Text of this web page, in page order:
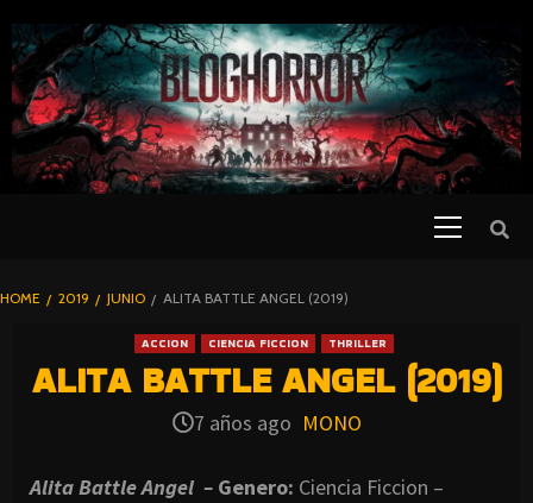
TO
CONTENT
BLOGHORROR
HOME 2019 JUNIO ALITA BATTLE ANGEL (2019)
ACCION CIENCIA FICCION THRILLER
ALITA BATTLE ANGEL (2019)
7 años ago MONO
Alita Battle Angel – Genero: Ciencia Ficcion –